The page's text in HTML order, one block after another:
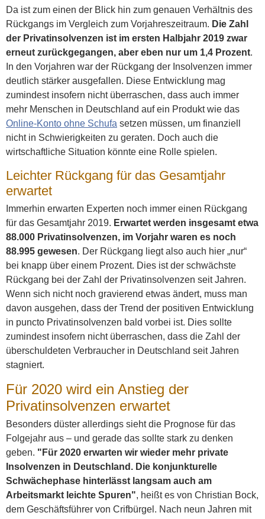
Da ist zum einen der Blick hin zum genauen Verhältnis des
Rückgangs im Vergleich zum Vorjahreszeitraum. Die Zahl
der Privatinsolvenzen ist im ersten Halbjahr 2019 zwar
erneut zurückgegangen, aber eben nur um 1,4 Prozent.
In den Vorjahren war der Rückgang der Insolvenzen immer
deutlich stärker ausgefallen. Diese Entwicklung mag
zumindest insofern nicht überraschen, dass auch immer
mehr Menschen in Deutschland auf ein Produkt wie das
Online-Konto ohne Schufa setzen müssen, um finanziell
nicht in Schwierigkeiten zu geraten. Doch auch die
wirtschaftliche Situation könnte eine Rolle spielen.
Leichter Rückgang für das Gesamtjahr
erwartet
Immerhin erwarten Experten noch immer einen Rückgang
für das Gesamtjahr 2019. Erwartet werden insgesamt etwa
88.000 Privatinsolvenzen, im Vorjahr waren es noch
88.995 gewesen. Der Rückgang liegt also auch hier „nur“
bei knapp über einem Prozent. Dies ist der schwächste
Rückgang bei der Zahl der Privatinsolvenzen seit Jahren.
Wenn sich nicht noch gravierend etwas ändert, muss man
davon ausgehen, dass der Trend der positiven Entwicklung
in puncto Privatinsolvenzen bald vorbei ist. Dies sollte
zumindest insofern nicht überraschen, dass die Zahl der
überschuldeten Verbraucher in Deutschland seit Jahren
stagniert.
Für 2020 wird ein Anstieg der
Privatinsolvenzen erwartet
Besonders düster allerdings sieht die Prognose für das
Folgejahr aus – und gerade das sollte stark zu denken
geben. "Für 2020 erwarten wir wieder mehr private
Insolvenzen in Deutschland. Die konjunkturelle
Schwächephase hinterlässt langsam auch am
Arbeitsmarkt leichte Spuren", heißt es von Christian Bock,
dem Geschäftsführer von Crifbürgel. Nach neun Jahren mit